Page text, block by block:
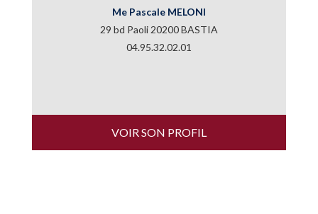
Me Pascale MELONI
29 bd Paoli 20200 BASTIA
04.95.32.02.01
VOIR SON PROFIL